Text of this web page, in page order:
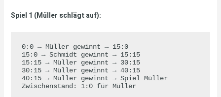
Spiel 1 (Müller schlägt auf):
0:0 → Müller gewinnt → 15:0
15:0 → Schmidt gewinnt → 15:15
15:15 → Müller gewinnt → 30:15
30:15 → Müller gewinnt → 40:15
40:15 → Müller gewinnt → Spiel Müller